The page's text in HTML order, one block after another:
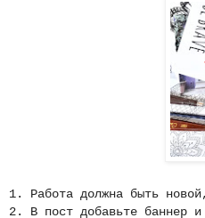
1. Работа должна быть
2. В пост добавьте баннер